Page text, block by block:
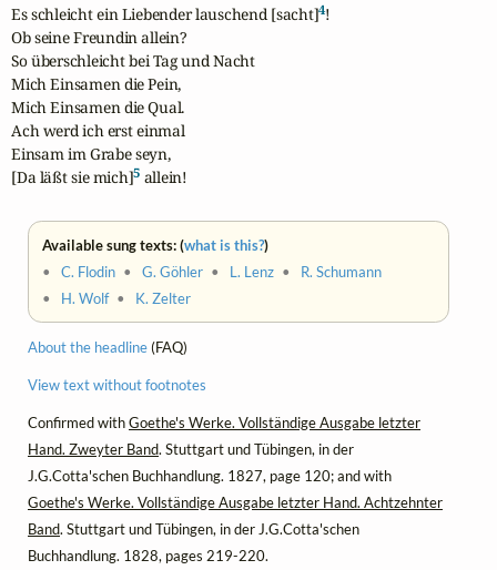
Es schleicht ein Liebender lauschend [sacht]4!
Ob seine Freundin allein?
So überschleicht bei Tag und Nacht
Mich Einsamen die Pein,
Mich Einsamen die Qual.
Ach werd ich erst einmal
Einsam im Grabe seyn,
[Da läßt sie mich]5 allein!
Available sung texts: (what is this?)
•C. Flodin •G. Göhler • L. Lenz • R. Schumann
• H. Wolf • K. Zelter
About the headline(FAQ)
View text without footnotes
Confirmed withGoethe's Werke. Vollständige Ausgabe letzter
Hand. Zweyter Band. Stuttgart und Tübingen, in der
J.G.Cotta'schen Buchhandlung. 1827, page 120; and with
Goethe's Werke. Vollständige Ausgabe letzter Hand. Achtzehnter
Band. Stuttgart und Tübingen, in der J.G.Cotta'schen
Buchhandlung. 1828, pages 219-220.